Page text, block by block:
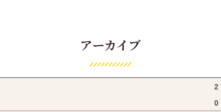
アーカイブ
2
0